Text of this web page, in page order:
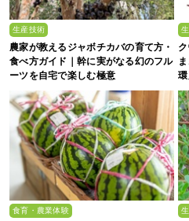
生産技術
農家が教えるジャボチカバの育て方・
食べ方ガイド｜幹に実がなる幻のフル
ーツを自宅で楽しむ極意
食育・農業体験